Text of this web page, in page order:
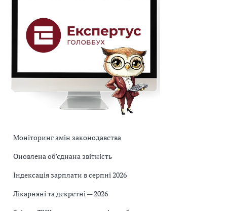
Моніторинг змін законодавства
Оновлена об’єднана звітність
Індексація зарплати в серпні 2026
Лікарняні та декретні — 2026